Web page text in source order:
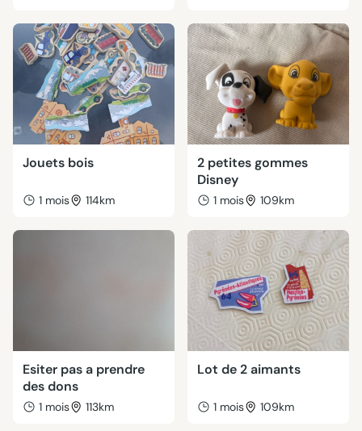
Jouets bois
1 mois 114km
2 petites gommes
Disney
1 mois 109km
Esiter pas a prendre
des dons
1 mois 113km
Lot de 2 aimants
1 mois 109km